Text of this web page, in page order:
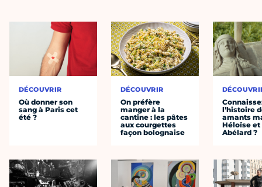
DÉCOUVRIR
Où donner son
sang à Paris cet
été ?
DÉCOUVRIR
On préfère
manger à la
cantine : les pâtes
aux courgettes
façon bolognaise
l’histoire
amants
Héloïse et
Abélard ?